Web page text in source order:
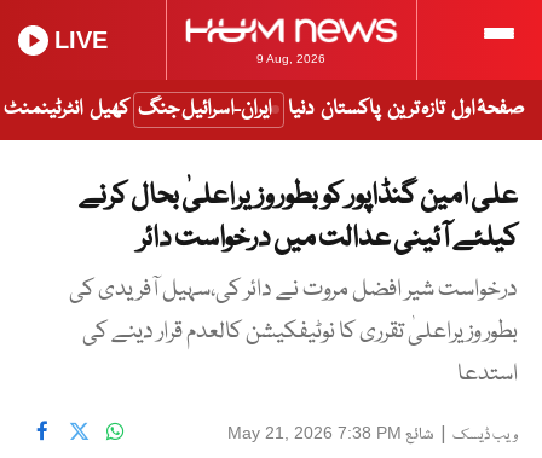
9 Aug, 2026
LIVE
صفحۂ اول تازہ ترین پاکستان دنیا ایران-اسرائیل جنگ کھیل انٹرٹینمنٹ
علی امین گنڈاپور کو بطور وزیراعلیٰ بحال کرنے
کیلئے آئینی عدالت میں درخواست دائر
درخواست شیر افضل مروت نے دائر کی،سہیل آفریدی کی
بطور وزیراعلیٰ تقرری کا نوٹیفکیشن کالعدم قرار دینے کی
استدعا
ویب ڈیسک | شائع May 21, 2026 7:38 PM